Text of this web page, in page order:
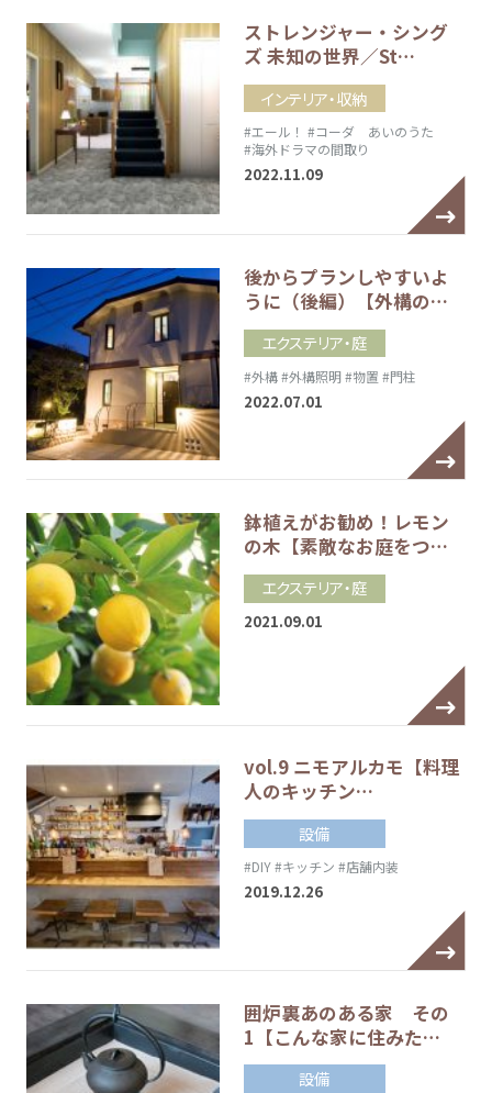
ストレンジャー・シング
ズ 未知の世界／St…
インテリア・収納
#エール！ #コーダ あいのうた
#海外ドラマの間取り
2022.11.09
後からプランしやすいよ
うに（後編）【外構の…
エクステリア・庭
#外構#外構照明 #物置 #門柱
2022.07.01
鉢植えがお勧め！レモン
の木【素敵なお庭をつ…
エクステリア・庭
2021.09.01
vol.9 ニモアルカモ【料理
人のキッチン…
設備
#DIY#キッチン #店舗内装
2019.12.26
囲炉裏あのある家 その
1【こんな家に住みた…
設備